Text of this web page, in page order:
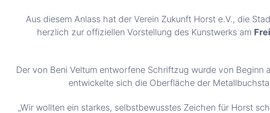
Aus diesem Anlass hat der Verein Zukunft Horst e.V., die
herzlich zur offiziellen Vorstellung des Kunstwerks am
Der von Beni Veltum entworfene Schriftzug wurde von
entwickelte sich die Oberfläche der
„Wir wollten ein starkes, selbstbewusstes Zeichen für Horst